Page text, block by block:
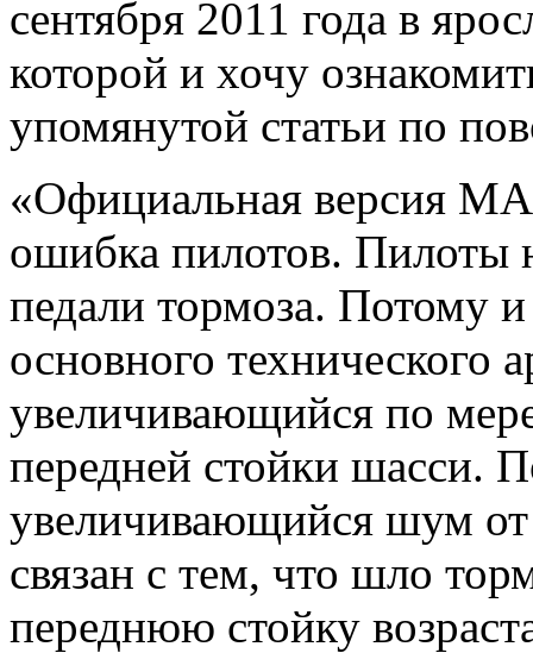
сентября 2011 года в
которой и хочу
упомянутой статьи по
«Официальная версия
ошибка пилотов. Пилоты
педали тормоза. Потому и
основного технического
увеличивающийся по
передней стойки шасси.
увеличивающийся шум от
связан с тем, что шло
переднюю стойку